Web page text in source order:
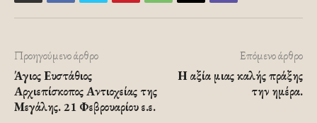
Προηγούμενο άρθρο
Άγιος Ευστάθιος
Αρχιεπίσκοπος Αντιοχείας της
Μεγάλης. 21 Φεβρουαρίου ε.ε.
Επόμενο άρθρο
Η αξία μιας καλής πράξης
την ημέρα.